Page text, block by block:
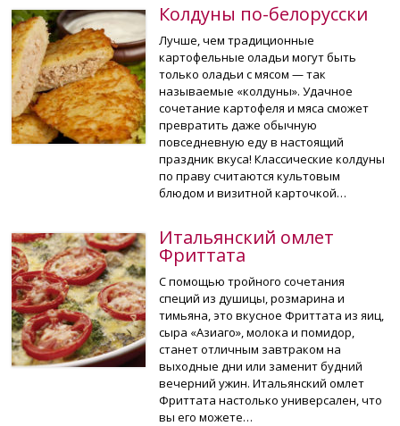
Колдуны по-белорусски
Лучше, чем традиционные
картофельные оладьи могут быть
только оладьи с мясом — так
называемые «колдуны». Удачное
сочетание картофеля и мяса сможет
превратить даже обычную
повседневную еду в настоящий
праздник вкуса! Классические колдуны
по праву считаются культовым
блюдом и визитной карточкой…
Итальянский омлет
Фриттата
С помощью тройного сочетания
специй из душицы, розмарина и
тимьяна, это вкусное Фриттата из яиц,
сыра «Азиаго», молока и помидор,
станет отличным завтраком на
выходные дни или заменит будний
вечерний ужин. Итальянский омлет
Фриттата настолько универсален, что
вы его можете…